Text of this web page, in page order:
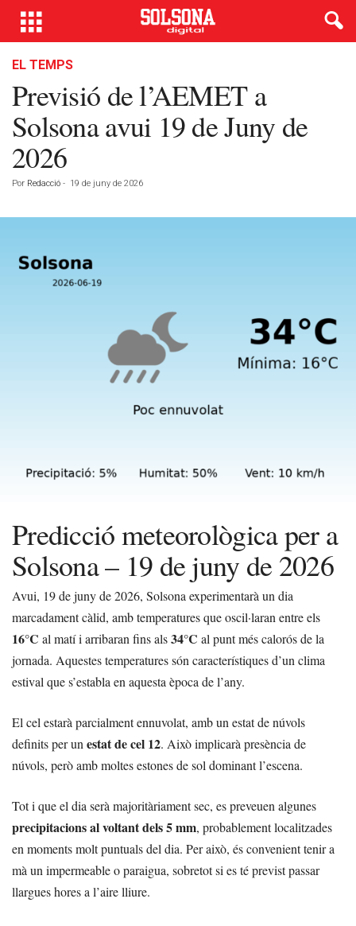
EL TEMPS
Previsió de l’AEMET a
Solsona avui 19 de Juny de
2026
Por Redacció - 19 de juny de 2026
Predicció meteorològica per a
Solsona – 19 de juny de 2026
Avui, 19 de juny de 2026, Solsona experimentarà un dia
marcadament càlid, amb temperatures que oscil·laran entre els
16°C al matí i arribaran fins als34°C al punt més calorós de la
jornada. Aquestes temperatures són característiques d’un clima
estival que s’establa en aquesta època de l’any.
El cel estarà parcialment ennuvolat, amb un estat de núvols
definits per unestat de cel 12. Això implicarà presència de
núvols, però amb moltes estones de sol dominant l’escena.
Tot i que el dia serà majoritàriament sec, es preveuen algunes
precipitacions al voltant dels 5 mm, probablement localitzades
en moments molt puntuals del dia. Per això, és convenient tenir a
mà un impermeable o paraigua, sobretot si es té previst passar
llargues hores a l’aire lliure.